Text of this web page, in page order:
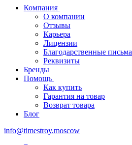
Компания
О компании
Отзывы
Карьера
Лицензии
Благодарственные письма
Реквизиты
Бренды
Помощь
Как купить
Гарантия на товар
Возврат товара
Блог
info@timestroy.moscow